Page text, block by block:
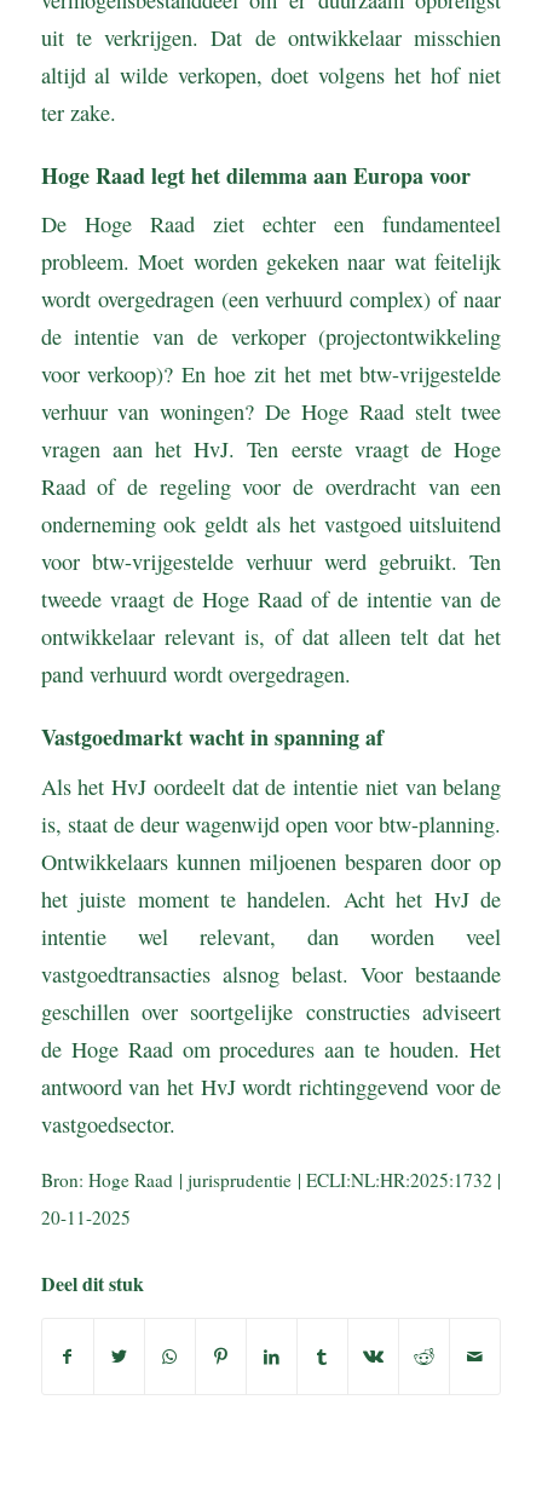
uit te verkrijgen. Dat de ontwikkelaar misschien
altijd al wilde verkopen, doet volgens het hof niet
ter zake.
Hoge Raad legt het dilemma aan Europa voor
De Hoge Raad ziet echter een fundamenteel
probleem. Moet worden gekeken naar wat feitelijk
wordt overgedragen (een verhuurd complex) of naar
de intentie van de verkoper (projectontwikkeling
voor verkoop)? En hoe zit het met btw-vrijgestelde
verhuur van woningen? De Hoge Raad stelt twee
vragen aan het HvJ. Ten eerste vraagt de Hoge
Raad of de regeling voor de overdracht van een
onderneming ook geldt als het vastgoed uitsluitend
voor btw-vrijgestelde verhuur werd gebruikt. Ten
tweede vraagt de Hoge Raad of de intentie van de
ontwikkelaar relevant is, of dat alleen telt dat het
pand verhuurd wordt overgedragen.
Vastgoedmarkt wacht in spanning af
Als het HvJ oordeelt dat de intentie niet van belang
is, staat de deur wagenwijd open voor btw-planning.
Ontwikkelaars kunnen miljoenen besparen door op
het juiste moment te handelen. Acht het HvJ de
intentie wel relevant, dan worden veel
vastgoedtransacties alsnog belast. Voor bestaande
geschillen over soortgelijke constructies adviseert
de Hoge Raad om procedures aan te houden. Het
antwoord van het HvJ wordt richtinggevend voor de
vastgoedsector.
Bron: Hoge Raad | jurisprudentie | ECLI:NL:HR:2025:1732 |
20-11-2025
Deel dit stuk